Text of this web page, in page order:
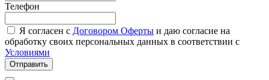
Телефон
Я согласен с Договором Оферты и даю согласие на
обработку своих персональных данных в соответствии с
Условиями
Отправить